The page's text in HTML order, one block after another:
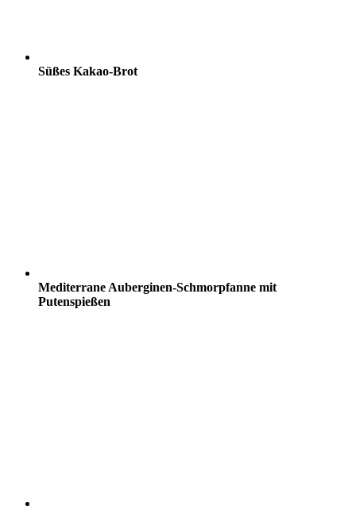
Süßes Kakao-Brot
Mediterrane Auberginen-Schmorpfanne mit
Putenspießen